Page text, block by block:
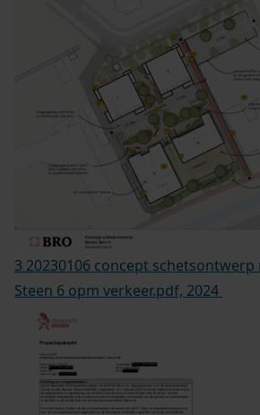
3 20230106 concept schetsontwerp
Steen 6 opm verkeer.pdf, 2024